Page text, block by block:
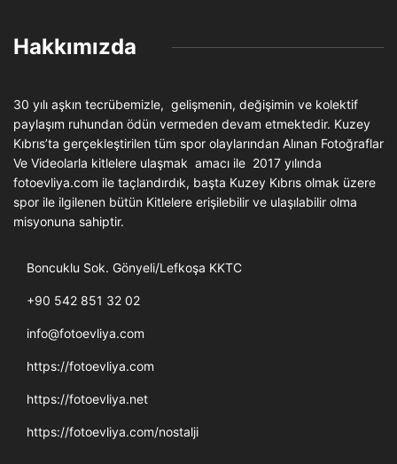
Hakkımızda
30 yılı aşkın tecrübemizle, gelişmenin, değişimin ve kolektif
paylaşım ruhundan ödün vermeden devam etmektedir. Kuzey
Kıbrıs’ta gerçekleştirilen tüm spor olaylarından Alınan Fotoğraflar
Ve Videolarla kitlelere ulaşmak amacı ile 2017 yılında
fotoevliya.com ile taçlandırdık, başta Kuzey Kıbrıs olmak üzere
spor ile ilgilenen bütün Kitlelere erişilebilir ve ulaşılabilir olma
misyonuna sahiptir.
Boncuklu Sok. Gönyeli/Lefkoşa KKTC
+90 542 851 32 02
info@fotoevliya.com
https://fotoevliya.com
https://fotoevliya.net
https://fotoevliya.com/nostalji